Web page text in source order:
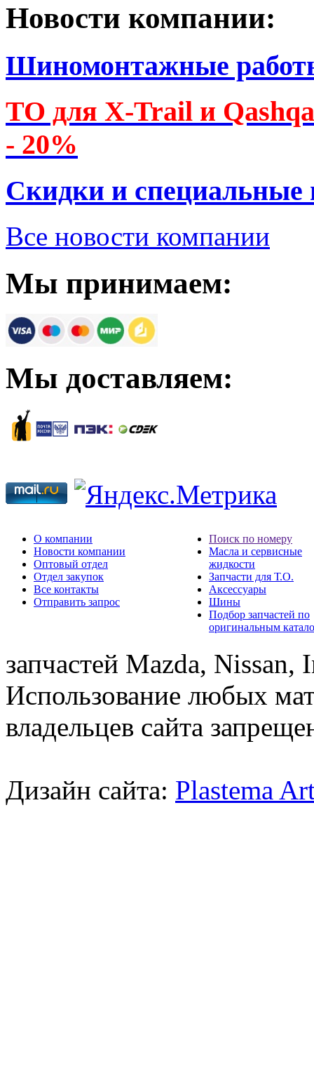
Новости компании:
Шиномонтажные
ТО для X-Trail и
- 20%
Скидки и специальные
Все новости компании
Мы принимаем:
Мы доставляем:
О компании
Новости компании
Оптовый отдел
Отдел закупок
Все контакты
Отправить запрос
Поиск по номеру
Масла и сервисные
жидкости
Запчасти для Т.О.
Аксессуары
Шины
Подбор запчастей по
оригинальным
запчастей Mazda,
Использование любых
владельцев сайта
Дизайн сайта: Plastema